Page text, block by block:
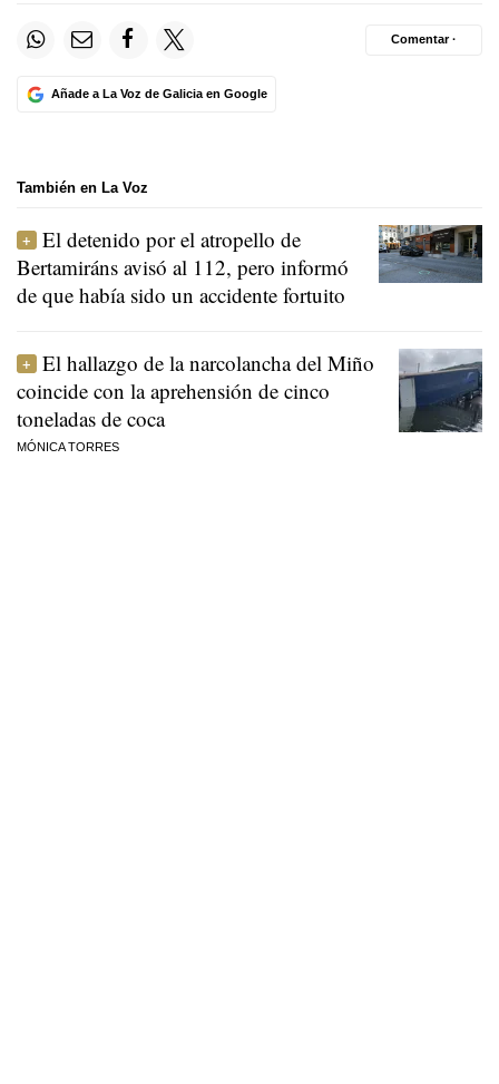
Añade a La Voz de Galicia en Google
Comentar ·
También en La Voz
El detenido por el atropello de
Bertamiráns avisó al 112, pero informó
de que había sido un accidente fortuito
El hallazgo de la narcolancha del Miño
coincide con la aprehensión de cinco
toneladas de coca
MÓNICA TORRES